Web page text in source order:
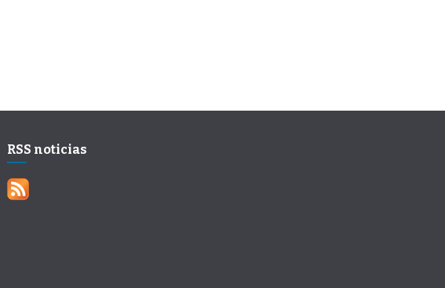
RSS noticias